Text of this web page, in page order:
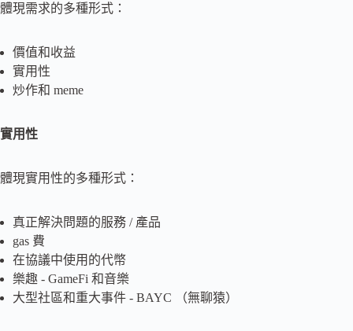
體現需求的多種形式：
價值和收益
實用性
炒作和 meme
實用性
體現實用性的多種形式：
真正解決問題的服務 / 產品
gas 費
在協議中使用的代幣
樂趣 - GameFi 和音樂
大型社區和重大事件 - BAYC （無聊猿）